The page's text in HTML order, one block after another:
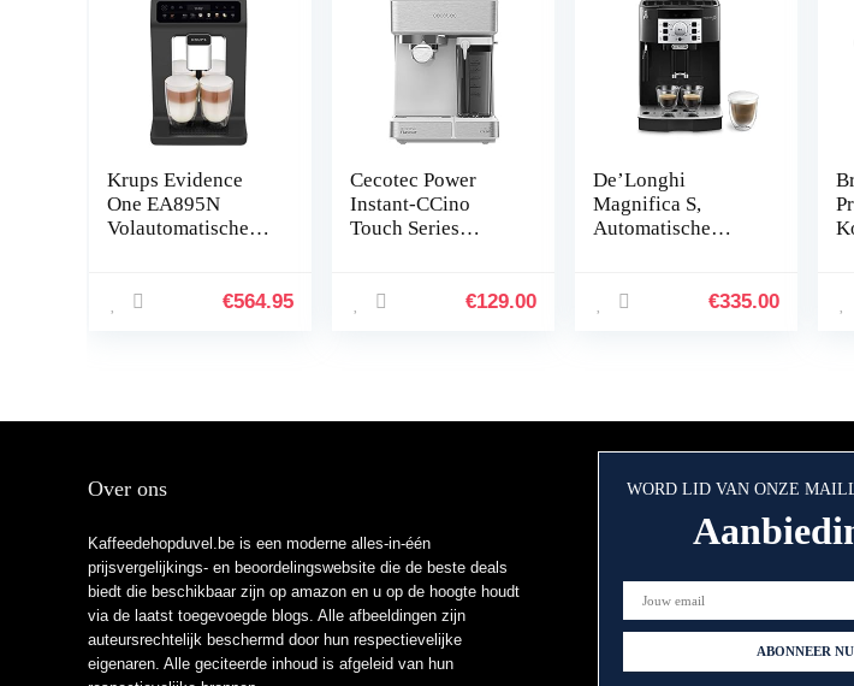
Krups Evidence
One EA895N
Volautomatische
melksysteem, 12
€564.95
Cecotec Power
Instant-CCino
Touch Series
koffiezetapparaat,
1350 W, roestvrij
€129.00
De’Longhi
Magnifica S,
Automatische
Kopje Koffie,
Zwart
€335.00
Over ons
Kaffeedehopduvel.be is een moderne alles-in-één
prijsvergelijkings- en beoordelingswebsite die de beste deals
biedt die beschikbaar zijn op amazon en u op de hoogte houdt
via de laatst toegevoegde blogs. Alle afbeeldingen zijn
auteursrechtelijk beschermd door hun respectievelijke
eigenaren. Alle geciteerde inhoud is afgeleid van hun
WORD LID VAN ONZE